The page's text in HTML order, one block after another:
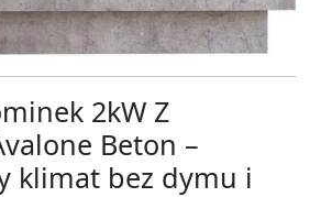
2kW Z
Beton –
klimat bez dymu i